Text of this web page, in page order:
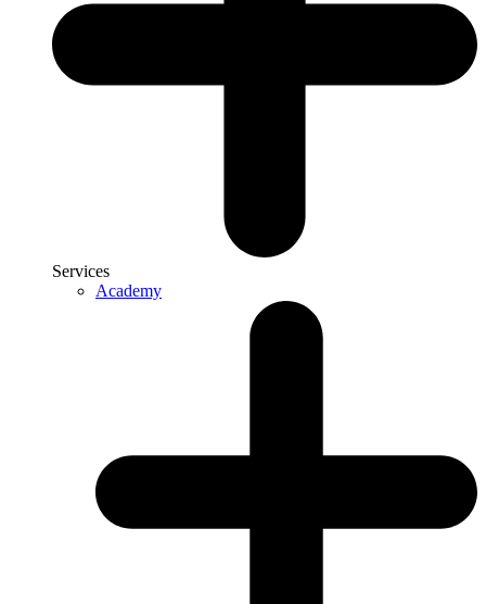
Services
Academy